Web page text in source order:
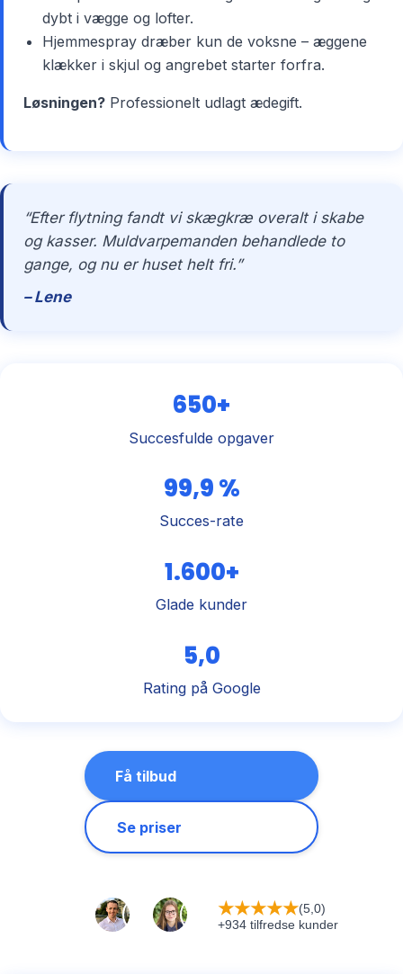
dybt i vægge og lofter.
Hjemmespray dræber kun de voksne – æggene
klækker i skjul og angrebet starter forfra.
Løsningen? Professionelt udlagt ædegift.
“Efter flytning fandt vi skægkræ overalt i skabe
og kasser. Muldvarpemanden behandlede to
gange, og nu er huset helt fri.”
– Lene
650+
Succesfulde opgaver
99,9 %
Succes-rate
1.600+
Glade kunder
5,0
Rating på Google
Få tilbud
Se priser
★★★★★(5,0)
+934 tilfredse kunder